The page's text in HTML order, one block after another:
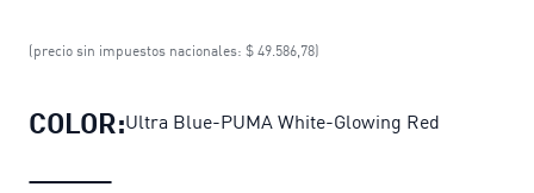
Botines de fútbol ULTRA 6 MATCH
(precio sin impuestos nacionales: $ 49.586,78)
COLOR:Ultra Blue-PUMA White-Glowing Red